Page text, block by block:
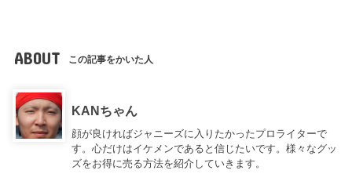
ABOUT この記事をかいた人
KANちゃん
顔が良ければジャニーズに入りたかったプロライターで
す。心だけはイケメンであると信じたいです。様々なグッ
ズをお得に売る方法を紹介していきます。